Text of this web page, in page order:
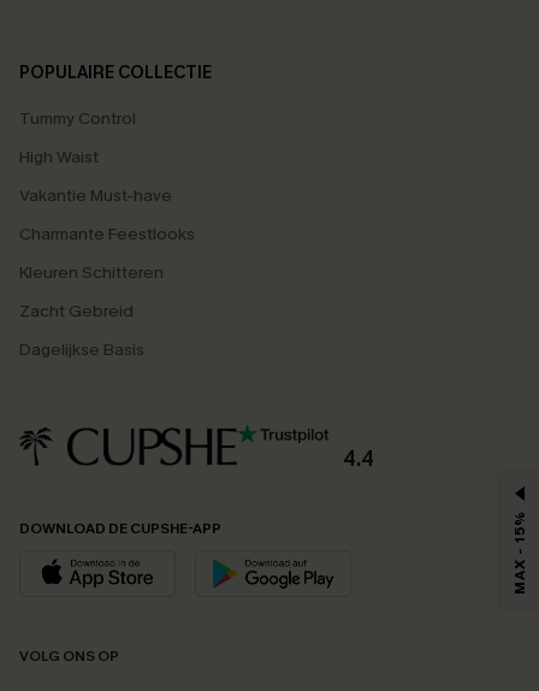
POPULAIRE COLLECTIE
Tummy Control
High Waist
Vakantie Must-have
Charmante Feestlooks
Kleuren Schitteren
Zacht Gebreid
Dagelijkse Basis
4.4
DOWNLOAD DE CUPSHE-APP
VOLG ONS OP
MAX - 15%